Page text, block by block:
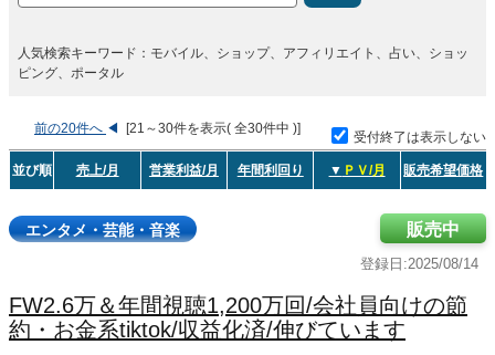
人気検索キーワード：モバイル、ショップ、アフィリエイト、占い、ショッ
ピング、ポータル
前の20件へ ◀ [21～30件を表示( 全30件中 )]
受付終了は表示しない
並び順 売上/月 営業利益/月 年間利回り ▼ ＰＶ/月 販売希望価格
エンタメ・芸能・音楽
登録日:2025/08/14
販売中
FW2.6万＆年間視聴1,200万回/会社員向けの節
約・お金系tiktok/収益化済/伸びています